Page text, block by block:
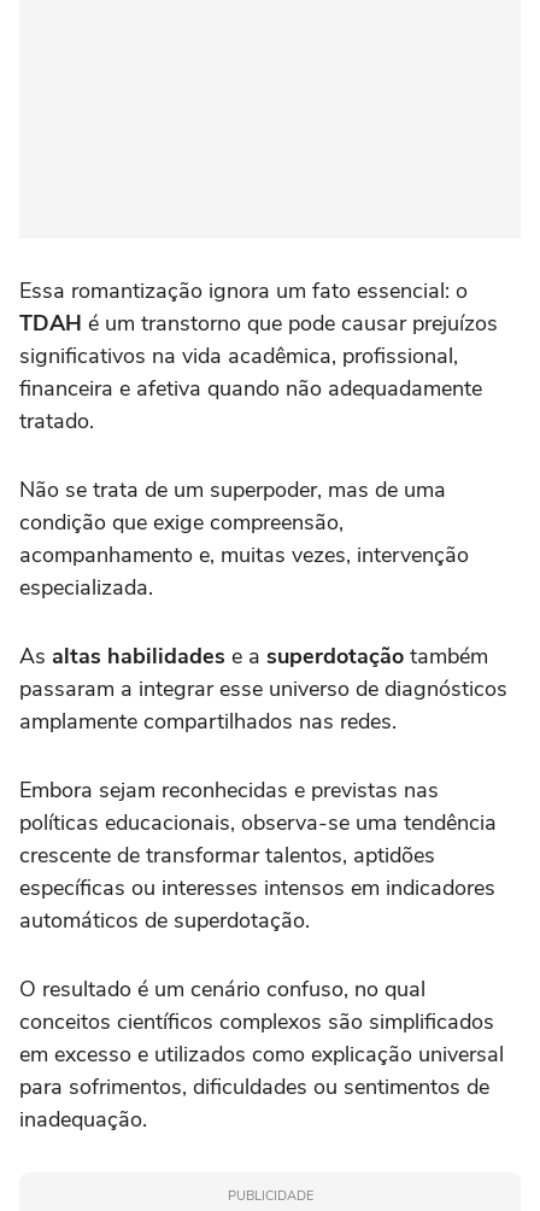
Essa romantização ignora um fato essencial: o
TDAH é um transtorno que pode causar prejuízos
significativos na vida acadêmica, profissional,
financeira e afetiva quando não adequadamente
tratado.
Não se trata de um superpoder, mas de uma
condição que exige compreensão,
acompanhamento e, muitas vezes, intervenção
especializada.
As altas habilidades e a superdotação também
passaram a integrar esse universo de diagnósticos
amplamente compartilhados nas redes.
Embora sejam reconhecidas e previstas nas
políticas educacionais, observa-se uma tendência
crescente de transformar talentos, aptidões
específicas ou interesses intensos em indicadores
automáticos de superdotação.
O resultado é um cenário confuso, no qual
conceitos científicos complexos são simplificados
em excesso e utilizados como explicação universal
para sofrimentos, dificuldades ou sentimentos de
inadequação.
PUBLICIDADE